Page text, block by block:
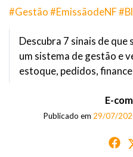
#Gestão #EmissãodeNF
Descubra 7 sinais de
um sistema de gestão e
estoque, pedidos,
E-
Publicado em 29/07/